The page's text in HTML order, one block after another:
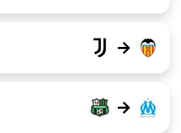
→
→